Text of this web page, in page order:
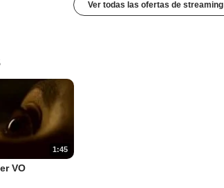
Ver todas las ofertas de streaming
1:45
VO